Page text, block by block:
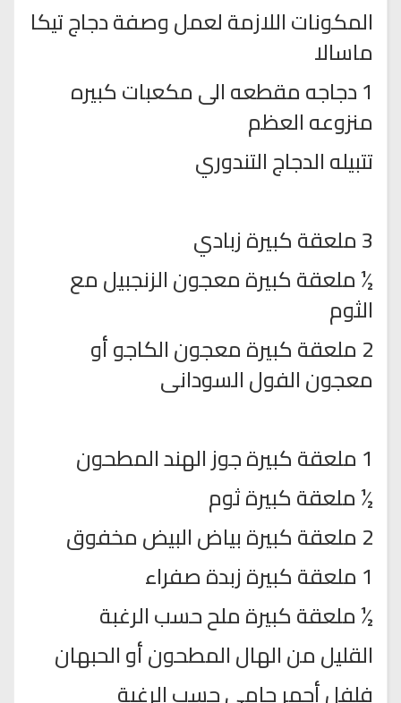
المكونات اللازمة لعمل وصفة دجاج تيكا
ماسالا
1 دجاجه مقطعه الى مكعبات كبيره
منزوعه العظم
تتبيله الدجاج التندوري
3 ملعقة كبيرة زبادي
½ ملعقة كبيرة معجون الزنجبيل مع
الثوم
2 ملعقة كبيرة معجون الكاجو أو
معجون الفول السودانى
1 ملعقة كبيرة جوز الهند المطحون
½ ملعقة كبيرة ثوم
2 ملعقة كبيرة بياض البيض مخفوق
1 ملعقة كبيرة زبدة صفراء
½ ملعقة كبيرة ملح حسب الرغبة
القليل من الهال المطحون أو الحبهان
فلفل أحمر حامى حسب الرغبة